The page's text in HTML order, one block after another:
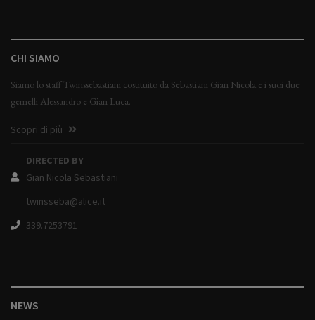
CHI SIAMO
Siamo lo staff Twinssebastiani costituito da Sebastiani Gian Nicola e i suoi due
gemelli Alessandro e Gian Luca.
Scopri di più
DIRECTED BY
Gian Nicola Sebastiani
twinsseba@alice.it
339.7253791
NEWS